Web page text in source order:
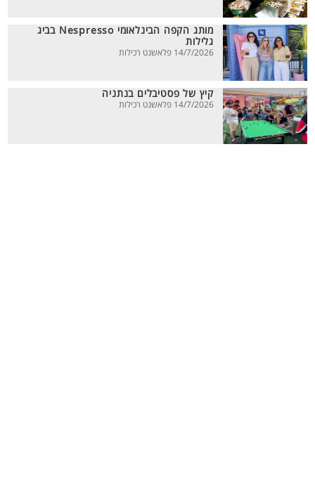
מותג הקפה הבינלאומי Nespresso בביג
גלילות
14/7/2026 פלאשנט רכילות
קיץ של פסטיבלים בנתניה
14/7/2026 פלאשנט רכילות